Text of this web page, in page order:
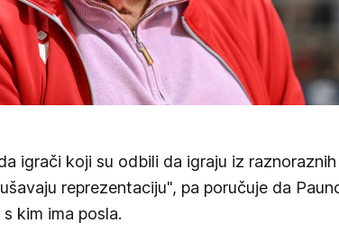
igrači koji su odbili da igraju iz raznoraznih
reprezentaciju", pa poručuje da
kim ima posla.